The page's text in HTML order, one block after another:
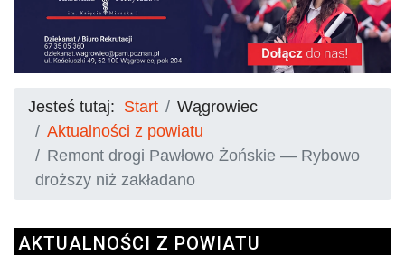
Jesteś tutaj: Start
Wągrowiec
Aktualności z powiatu
Remont drogi Pawłowo Żońskie — Rybowo
droższy niż zakładano
AKTUALNOŚCI Z POWIATU